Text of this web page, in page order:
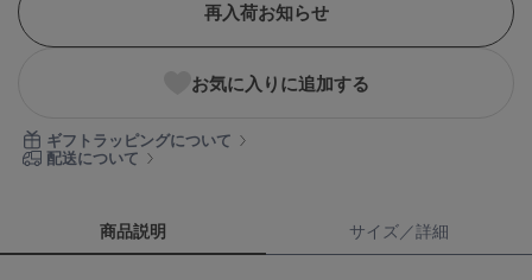
Barbour
バブアー
カルバン・クライン
再入荷お知らせ
お気に入りに追加する
ギフトラッピングについて
配送について
商品説明 サイズ／詳細